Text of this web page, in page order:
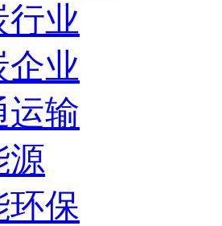
行业
企业
运输
源
环保